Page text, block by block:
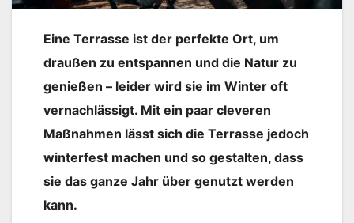
Eine Terrasse ist der perfekte Ort, um
draußen zu entspannen und die Natur zu
genießen – leider wird sie im Winter oft
vernachlässigt. Mit ein paar cleveren
Maßnahmen lässt sich die Terrasse jedoch
winterfest machen und so gestalten, dass
sie das ganze Jahr über genutzt werden
kann.